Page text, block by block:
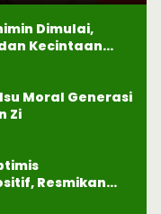
Dimulai,
Kecintaan
Moral Generasi
Zi
Resmikan
di Batam